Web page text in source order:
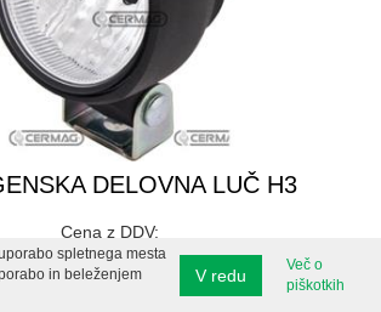
DELOVNA LUČ H3
Cena z DDV:
47,40 €
spletnega mesta
in beleženjem
V redu
Več o
piškotkih